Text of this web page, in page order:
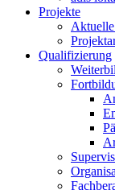
Projekte
Qualifizierung